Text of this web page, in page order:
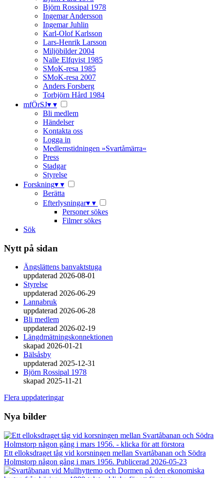
Björn Rossipal 1978
Ingemar Andersson
Ingemar Juhlin
Karl-Olof Karlsson
Lars-Henrik Larsson
Miljöbilder 2004
Nalle Elfqvist 1985
SMoK-resa 1985
SMoK-resa 2007
Anders Forsberg
Torbjörn Hård 1984
mfÖrSJ▾ ▾
Bli medlem
Händelser
Kontakta oss
Logga in
Medlemstidningen »Svartåmärra«
Press
Stadgar
Styrelse
Forskning▾ ▾
Berätta
Efterlysningar▾ ▾
Personer sökes
Filmer sökes
Sök
Nytt på sidan
Ängslättens banvaktstuga
uppdaterad 2026-08-01
Styrelse
uppdaterad 2026-06-29
Lannabruk
uppdaterad 2026-06-28
Bli medlem
uppdaterad 2026-02-19
Längdmätningskonnektionen
skapad 2026-01-21
Bälsåsby
uppdaterad 2025-12-31
Björn Rossipal 1978
skapad 2025-11-21
Flera uppdateringar
Nya bilder
Ett elloksdraget tåg vid korsningen mellan Svartåbanan och Södra
Holmstorp någon gång i mars 1956. Publicerad 2026-05-23